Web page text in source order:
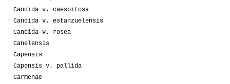
Candida v. caespitosa
Candida v. estanzuelensis
Candida v. rosea
Canelensis
Capensis
Capensis v. pallida
Carmenae